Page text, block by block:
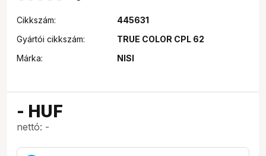
Cikkszám:
445631
Gyártói cikkszám:
TRUE COLOR CPL 62
Márka:
NISI
- HUF
nettó: -